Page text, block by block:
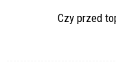
Czy przed